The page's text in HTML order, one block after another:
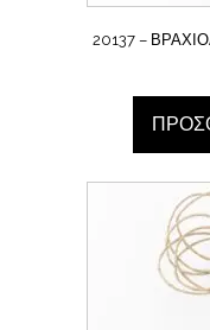
20137 –